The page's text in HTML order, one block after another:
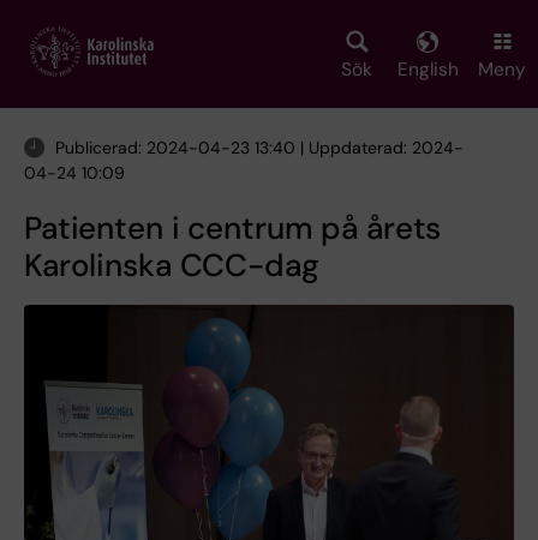
main
Sök English Meny
Publicerad: 2024-04-23 13:40 | Uppdaterad: 2024-
04-24 10:09
Patienten i centrum på årets
Karolinska CCC-dag